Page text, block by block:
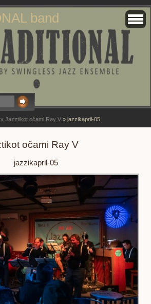
band
Jazztikot očami Ray V » jazzikapril-05
očami Ray V
jazzikapril-05